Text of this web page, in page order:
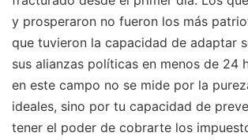
y prosperaron no fueron los más
que tuvieron la capacidad de adaptar
sus alianzas políticas en menos de 24
en este campo no se mide por la
ideales, sino por tu capacidad de
tener el poder de cobrarte los